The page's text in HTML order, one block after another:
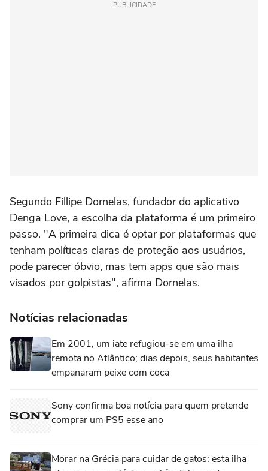
PUBLICIDADE
Segundo Fillipe Dornelas, fundador do aplicativo
Denga Love, a escolha da plataforma é um primeiro
passo. "A primeira dica é optar por plataformas que
tenham políticas claras de proteção aos usuários,
pode parecer óbvio, mas tem apps que são mais
visados por golpistas", afirma Dornelas.
Notícias relacionadas
Em 2001, um iate refugiou-se em uma ilha
remota no Atlântico; dias depois, seus habitantes
empanaram peixe com coca
Sony confirma boa notícia para quem pretende
comprar um PS5 esse ano
Morar na Grécia para cuidar de gatos: esta ilha